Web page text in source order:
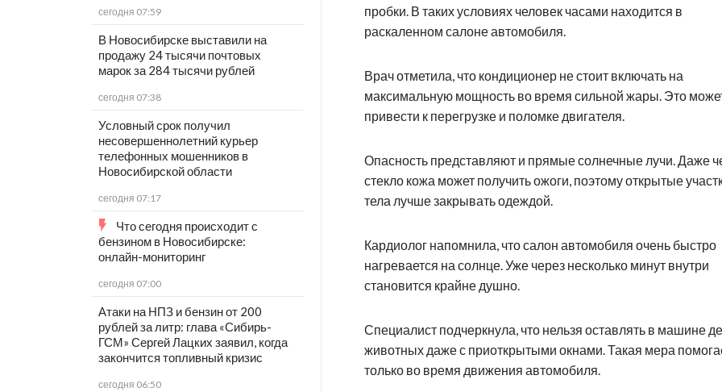
сегодня 07:59
В Новосибирске выставили на
продажу 24 тысячи почтовых
марок за 284 тысячи рублей
сегодня 07:38
Условный срок получил
несовершеннолетний курьер
телефонных мошенников в
Новосибирской области
сегодня 07:17
Что сегодня происходит с
бензином в Новосибирске:
онлайн-мониторинг
сегодня 07:00
Атаки на НПЗ и бензин от 200
рублей за литр: глава «Сибирь-
ГСМ» Сергей Лацких заявил, когда
закончится топливный кризис
сегодня 06:50
пробки. В таких условиях человек часами находится в
раскаленном салоне автомобиля.
Врач отметила, что кондиционер не стоит включать на
максимальную мощность во время сильной жары. Это
привести к перегрузке и поломке двигателя.
Опасность представляют и прямые солнечные лучи. Даже
стекло кожа может получить ожоги, поэтому открытые
тела лучше закрывать одеждой.
Кардиолог напомнила, что салон автомобиля очень быстро
нагревается на солнце. Уже через несколько минут внутри
становится крайне душно.
Специалист подчеркнула, что нельзя оставлять в машине
животных даже с приоткрытыми окнами. Такая мера
только во время движения автомобиля.